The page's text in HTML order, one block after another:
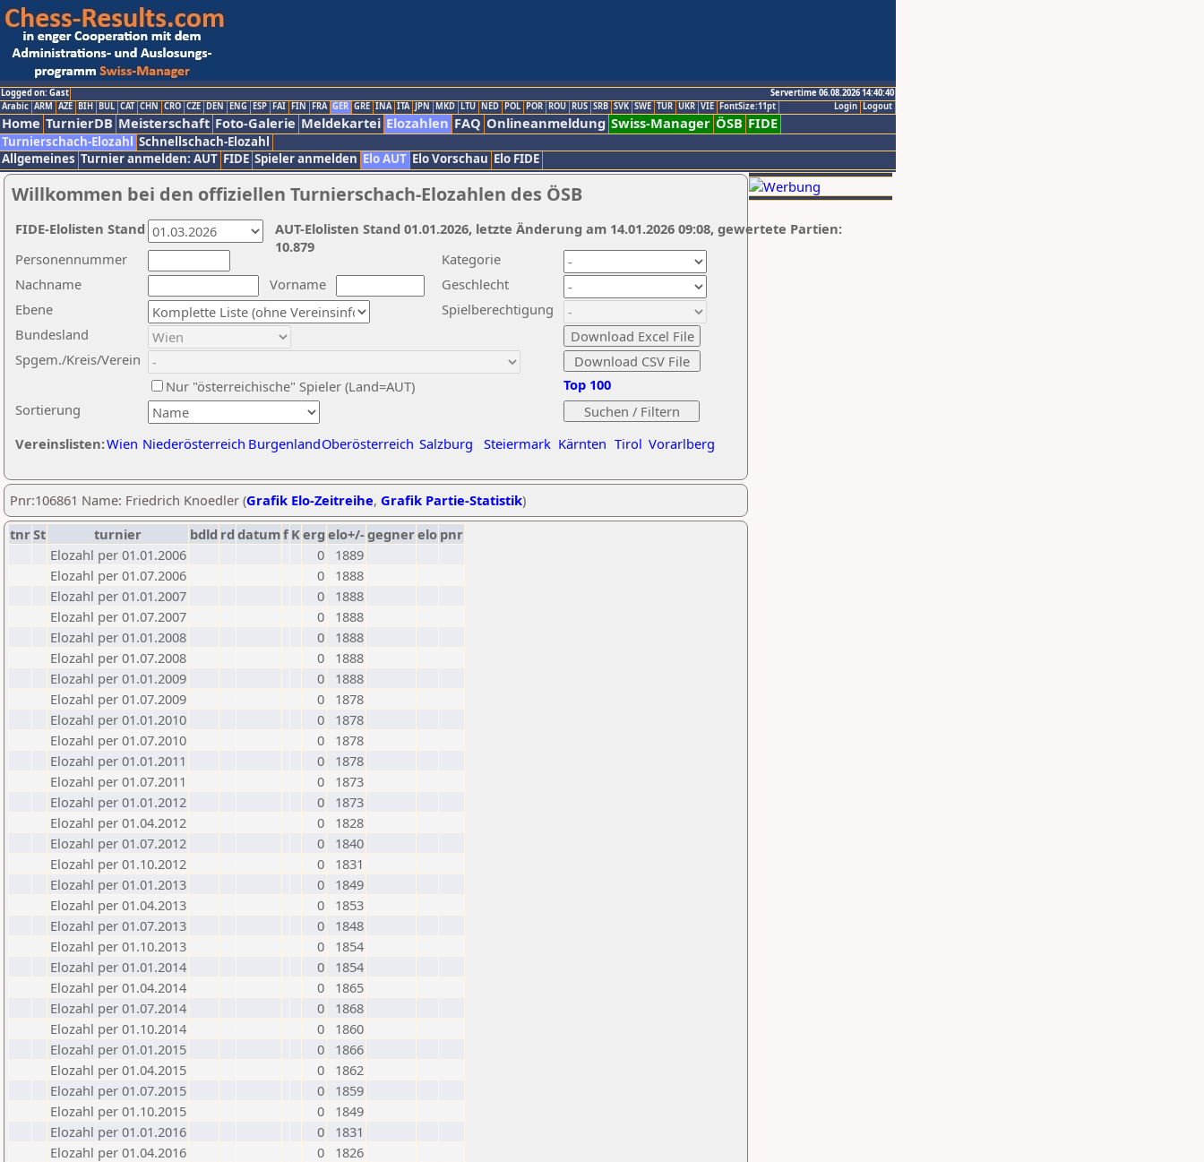
Logged on: Gast
Servertime 06.08.2026 14:40:40
Logout
Login
Arabic ARM AZE BIH BUL CAT CHN CRO CZE DEN ENG ESP FAI FIN FRA GER GRE INA ITA JPN MKD LTU NED POL POR ROU RUS SRB SVK SWE TUR UKR VIE FontSize:11pt
Home TurnierDB Meisterschaft Foto-Galerie Meldekartei Elozahlen FAQ Onlineanmeldung Swiss-Manager ÖSB FIDE
Turnierschach-Elozahl Schnellschach-Elozahl
Allgemeines Turnier anmelden: AUT FIDE Spieler anmelden Elo AUT Elo Vorschau Elo FIDE
Willkommen bei den offiziellen Turnierschach-Elozahlen des ÖSB
Nachname
Vorname
Ebene
Kategorie
Sortierung
Personennummer
Bundesland
Spgem./Kreis/Verein
Geschlecht
Nur "österreichische" Spieler (Land=AUT)
Spielberechtigung
Vereinslisten:Wien Niederösterreich BurgenlandOberösterreich Salzburg Steiermark Kärnten Tirol Vorarlberg
Top 100
AUT-Elolisten Stand 01.01.2026, letzte Änderung am 14.01.2026 09:08, gewertete Partien:
10.879
FIDE-Elolisten Stand
Pnr:106861 Name: Friedrich Knoedler (Grafik Elo-Zeitreihe, Grafik Partie-Statistik)
tnrSt turnier bdld rd datumf Kerg elo+/-gegnerelo pnr
Elozahl per 01.01.2006
0
1889
Elozahl per 01.07.2006
0
1888
Elozahl per 01.01.2007
0
1888
Elozahl per 01.07.2007
0
1888
Elozahl per 01.01.2008
0
1888
Elozahl per 01.07.2008
0
1888
Elozahl per 01.01.2009
0
1888
Elozahl per 01.07.2009
0
1878
Elozahl per 01.01.2010
0
1878
Elozahl per 01.07.2010
0
1878
Elozahl per 01.01.2011
0
1878
Elozahl per 01.07.2011
0
1873
Elozahl per 01.01.2012
0
1873
Elozahl per 01.04.2012
0
1828
Elozahl per 01.07.2012
0
1840
Elozahl per 01.10.2012
0
1831
Elozahl per 01.01.2013
0
1849
Elozahl per 01.04.2013
0
1853
Elozahl per 01.07.2013
0
1848
Elozahl per 01.10.2013
0
1854
Elozahl per 01.01.2014
0
1854
Elozahl per 01.04.2014
0
1865
Elozahl per 01.07.2014
0
1868
Elozahl per 01.10.2014
0
1860
Elozahl per 01.01.2015
0
1866
Elozahl per 01.04.2015
0
1862
Elozahl per 01.07.2015
0
1859
Elozahl per 01.10.2015
0
1849
Elozahl per 01.01.2016
0
1831
Elozahl per 01.04.2016
0
1826